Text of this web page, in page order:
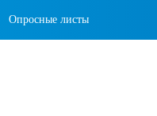
Опросные листы